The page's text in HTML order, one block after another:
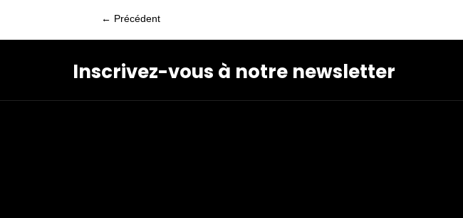
navigation
Posts
← Précédent
Inscrivez-vous à notre newsletter